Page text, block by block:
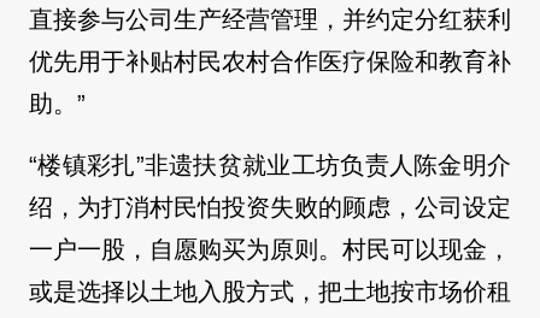
直接参与公司生产经营管理，并约定分红获利
优先用于补贴村民农村合作医疗保险和教育补
助。”
“楼镇彩扎”非遗扶贫就业工坊负责人陈金明介
绍，为打消村民怕投资失败的顾虑，公司设定
一户一股，自愿购买为原则。村民可以现金，
或是选择以土地入股方式，把土地按市场价租